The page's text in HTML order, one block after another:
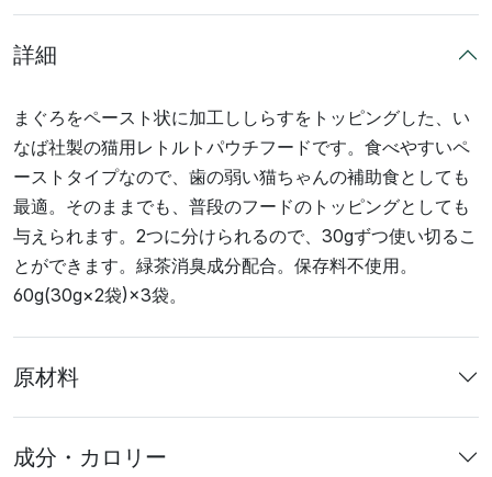
詳細
まぐろをペースト状に加工ししらすをトッピングした、い
なば社製の猫用レトルトパウチフードです。食べやすいペ
ーストタイプなので、歯の弱い猫ちゃんの補助食としても
最適。そのままでも、普段のフードのトッピングとしても
与えられます。2つに分けられるので、30gずつ使い切るこ
とができます。緑茶消臭成分配合。保存料不使用。
60g(30g×2袋)×3袋。
原材料
成分・カロリー